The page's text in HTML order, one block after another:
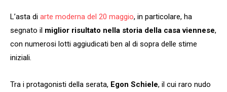
L’asta di arte moderna del 20 maggio, in particolare, ha
segnato il miglior risultato nella storia della casa viennese,
con numerosi lotti aggiudicati ben al di sopra delle stime
iniziali.
Tra i protagonisti della serata, Egon Schiele, il cui raro nudo